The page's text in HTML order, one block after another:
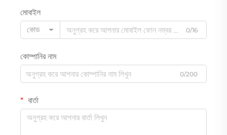
মোবাইল
কোড
0/16
কোম্পানির নাম
0/200
বার্তা